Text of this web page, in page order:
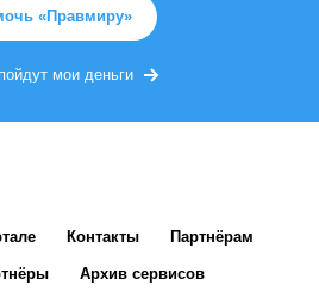
«Правмиру»
мои деньги
Контакты Партнёрам
Архив сервисов